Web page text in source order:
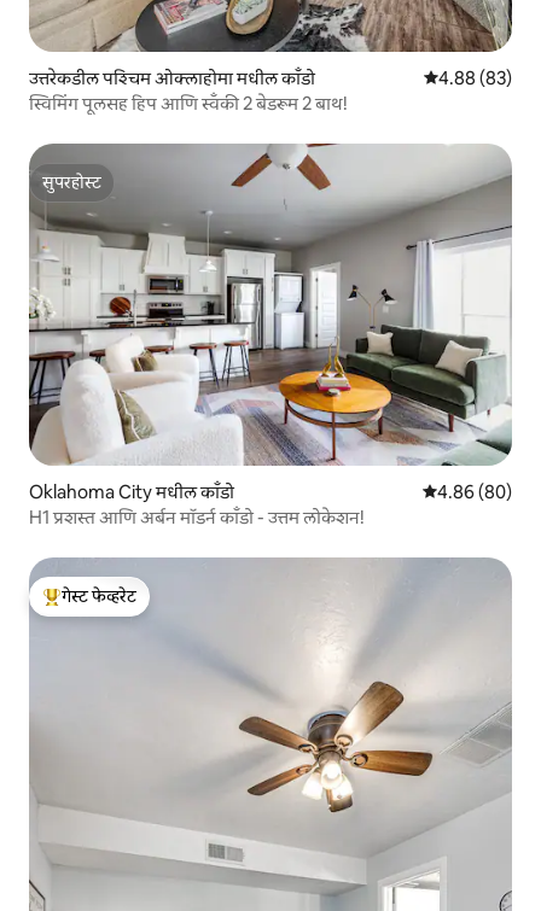
उत्तरेकडील पश्चिम ओक्लाहोमा मधील काँडो 5 पैकी 4.88
4.88 (83)
स्विमिंग पूलसह हिप आणि स्वँकी 2 बेडरूम 2 बाथ!
सुपरहोस्ट
सुपरहोस्ट
Oklahoma City मधील काँडो 5 पैकी 4.86
4.86 (80)
H1 प्रशस्त आणि अर्बन मॉडर्न काँडो - उत्तम लोकेशन!
टॉप गेस्ट फेव्हरेट
गेस्ट फेव्हरेट